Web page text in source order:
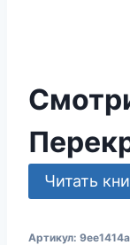
Читать
Артикул: